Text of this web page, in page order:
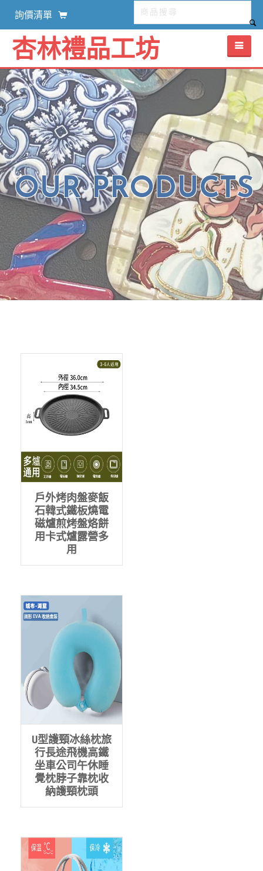
詢價清單
杏林禮品工坊
OUR PRODUCTS
戶外烤肉盤麥飯
石韓式鐵板燒電
磁爐煎烤盤烙餅
用卡式爐露營多
用
U型護頸冰絲枕旅
行長途飛機高鐵
坐車公司午休睡
覺枕脖子靠枕收
納護頸枕頭